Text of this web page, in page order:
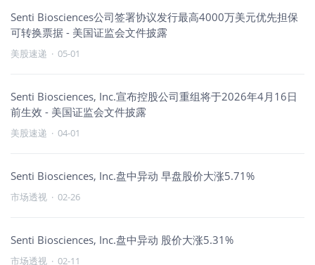
Senti Biosciences公司签署协议发行最高4000万美元优先担保
可转换票据 - 美国证监会文件披露
美股速递 · 05-01
Senti Biosciences, Inc.宣布控股公司重组将于2026年4月16日
前生效 - 美国证监会文件披露
美股速递 · 04-01
Senti Biosciences, Inc.盘中异动 早盘股价大涨5.71%
市场透视 · 02-26
Senti Biosciences, Inc.盘中异动 股价大涨5.31%
市场透视 · 02-11